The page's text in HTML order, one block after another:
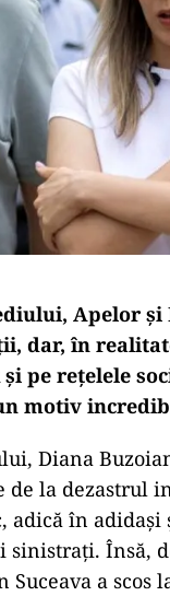
Apelor
dar, în
pe rețelele
motiv
Diana
de la dezastrul
adică în
sinistrați. Însă,
Suceava a